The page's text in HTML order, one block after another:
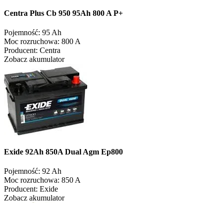
Centra Plus Cb 950 95Ah 800 A P+
Pojemność: 95 Ah
Moc rozruchowa: 800 A
Producent: Centra
Zobacz akumulator
Exide 92Ah 850A Dual Agm Ep800
Pojemność: 92 Ah
Moc rozruchowa: 850 A
Producent: Exide
Zobacz akumulator